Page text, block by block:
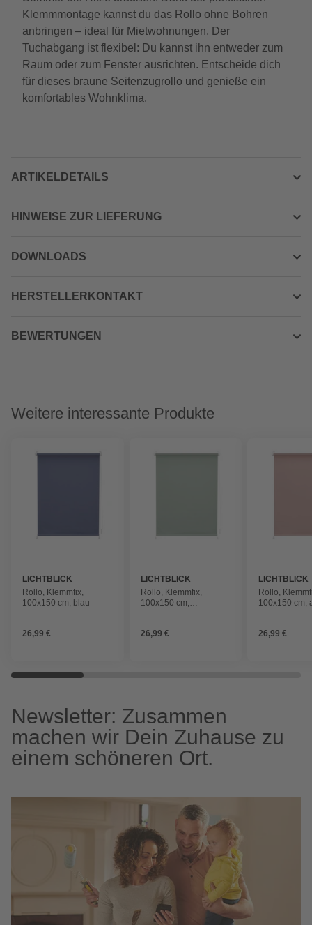
Klemmmontage kannst du das Rollo ohne Bohren
anbringen – ideal für Mietwohnungen. Der
Tuchabgang ist flexibel: Du kannst ihn entweder zum
Raum oder zum Fenster ausrichten. Entscheide dich
für dieses braune Seitenzugrollo und genieße ein
komfortables Wohnklima.
ARTIKELDETAILS
HINWEISE ZUR LIEFERUNG
DOWNLOADS
HERSTELLERKONTAKT
BEWERTUNGEN
Weitere interessante Produkte
LICHTBLICK
Rollo, ‎‎Klemmfix,
100x150 cm‎, blau
26,99 €
LICHTBLICK
Rollo, ‎‎Klemmfix,
100x150 cm‎‎,
26,99 €
LICHTBLICK
Rollo,
100x150 cm,
26,99 €
Newsletter: Zusammen
machen wir Dein Zuhause zu
einem schöneren Ort.